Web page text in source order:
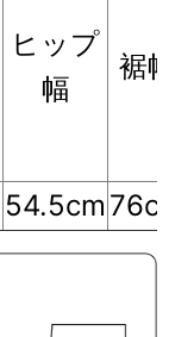
ヒップ
幅
裾
54.5cm